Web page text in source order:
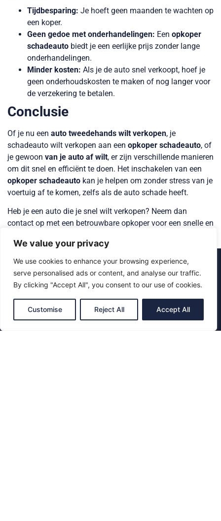
We value your privacy
We use cookies to enhance your browsing experience,
serve personalised ads or content, and analyse our traffic.
By clicking "Accept All", you consent to our use of cookies.
Customise Reject All Accept All
Tijdbesparing: Je hoeft geen maanden te wachten op
een koper.
Geen gedoe met onderhandelingen: Een opkoper
schadeauto biedt je een eerlijke prijs zonder lange
onderhandelingen.
Minder kosten: Als je de auto snel verkoopt, hoef je
geen onderhoudskosten te maken of nog langer voor
de verzekering te betalen.
Conclusie
Of je nu een auto tweedehands wilt verkopen, je
schadeauto wilt verkopen aan een opkoper schadeauto, of
je gewoon van je auto af wilt, er zijn verschillende manieren
om dit snel en efficiënt te doen. Het inschakelen van een
opkoper schadeauto kan je helpen om zonder stress van je
voertuig af te komen, zelfs als de auto schade heeft.
Heb je een auto die je snel wilt verkopen? Neem dan
contact op met een betrouwbare opkoper voor een snelle en
AUTOKOPERBOSMANS
1